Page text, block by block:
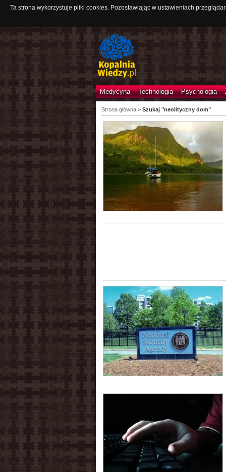
Ta strona wykorzystuje pliki cookies. Pozostawiając w ustawieniach
Medycyna Technologia Psychologia
Strona główna> Szukaj "neolityczny dom"